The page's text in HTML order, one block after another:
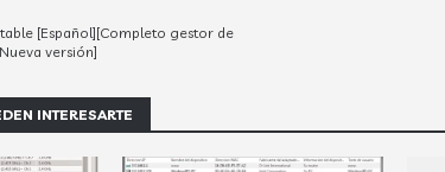
[Español][Completo gestor de
versión]
INTERESARTE